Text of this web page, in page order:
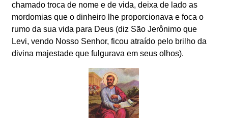
chamado troca de nome e de vida, deixa de lado as
mordomias que o dinheiro lhe proporcionava e foca o
rumo da sua vida para Deus (diz São Jerônimo que
Levi, vendo Nosso Senhor, ficou atraído pelo brilho da
divina majestade que fulgurava em seus olhos).